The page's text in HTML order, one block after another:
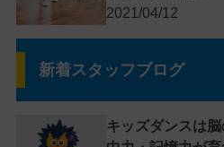
2021/04/12
新着スタッフブログ
キッズダンスは